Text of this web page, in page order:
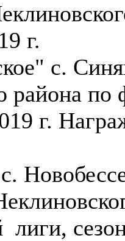
г.
с.
района
г.
лиги,